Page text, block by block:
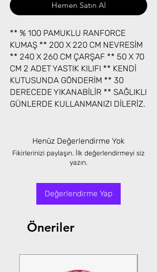
Hemen Satın Al
** % 100 PAMUKLU RANFORCE
KUMAŞ ** 200 X 220 CM NEVRESİM
** 240 X 260 CM ÇARŞAF ** 50 X 70
CM 2 ADET YASTIK KILIFI ** KENDİ
KUTUSUNDA GÖNDERİM ** 30
DERECEDE YIKANABİLİR ** SAĞLIKLI
GÜNLERDE KULLANMANIZI DİLERİZ.
Henüz Değerlendirme Yok
Fikirlerinizi paylaşın. İlk değerlendirmeyi siz
yazın.
Değerlendirme Yap
Öneriler